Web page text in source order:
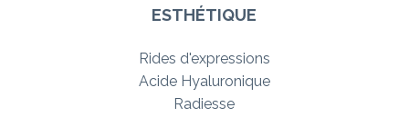
ESTHÉTIQUE
Rides d'expressions
Acide Hyaluronique
Radiesse